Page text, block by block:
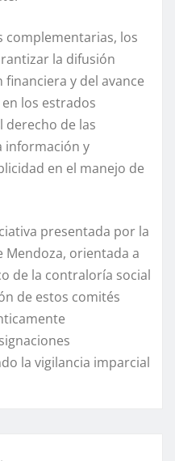
complementarias, los
la difusión
y del avance
los estrados
derecho de las
información y
en el manejo de
presentada por la
Mendoza, orientada a
de la contraloría social
de estos comités
la vigilancia imparcial